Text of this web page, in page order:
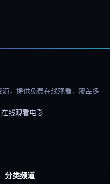
，提供免费在线观看，覆盖多
线观看电影
分类频道